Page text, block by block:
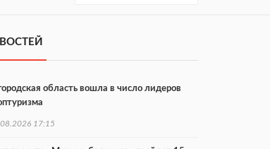
область вошла в число лидеров
17:15